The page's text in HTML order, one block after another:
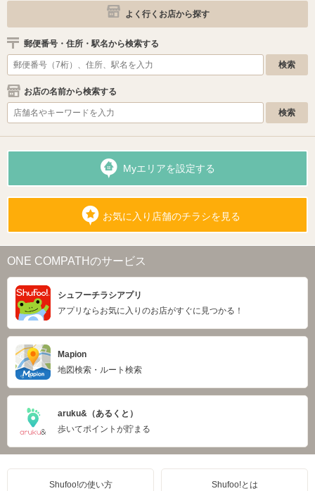
よく行くお店から探す
郵便番号・住所・駅名から検索する
お店の名前から検索する
Myエリアを設定する
お気に入り店舗のチラシを見る
ONE COMPATHのサービス
シュフーチラシアプリ
アプリならお気に入りのお店がすぐに見つかる！
Mapion
地図検索・ルート検索
aruku&（あるくと）
歩いてポイントが貯まる
Shufoo!の使い方 Shufoo!とは